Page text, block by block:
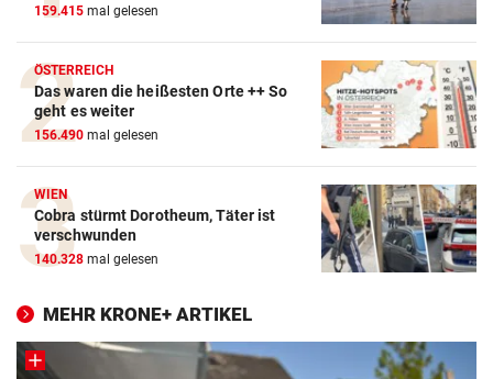
159.415 mal gelesen
ÖSTERREICH
Das waren die heißesten Orte ++ So
geht es weiter
156.490 mal gelesen
WIEN
Cobra stürmt Dorotheum, Täter ist
verschwunden
140.328 mal gelesen
MEHR KRONE+ ARTIKEL